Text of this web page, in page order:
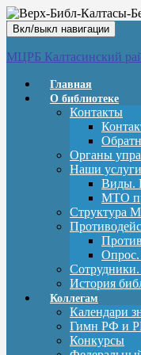
Вкл/выкл навигации
МЦРБ Калтасинский
Главная
О библиотеке
Контакты
Органы
Наши услуги
Виды.
МТО
Структура
Опрос.
История
Коллегам
Календари
Гимн РФ и
Конкурсы